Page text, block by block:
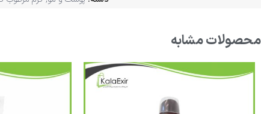
محصولات مشابه